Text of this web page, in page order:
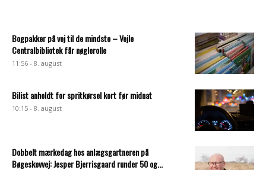
Bogpakker på vej til de mindste – Vejle
Centralbibliotek får nøglerolle
11:56 - 8. august
Bilist anholdt for spritkørsel kort før midnat
10:15 - 8. august
Dobbelt mærkedag hos anlægsgartneren på
Bøgeskovvej: Jesper Bjerrisgaard runder 50 og...